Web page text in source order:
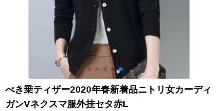
べき乗ティザー2020年春新着品ニトリ女カーディ
ガンVネクスマ服外挂セタ赤L